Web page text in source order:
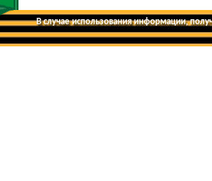
В случае использования информации,